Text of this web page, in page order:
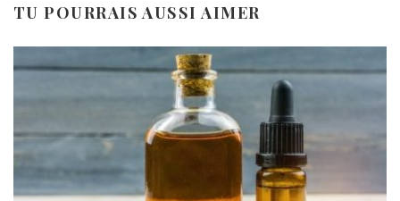
TU POURRAIS AUSSI AIMER